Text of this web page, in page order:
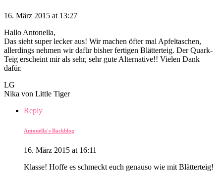
16. März 2015 at 13:27
Hallo Antonella,
Das sieht super lecker aus! Wir machen öfter mal Apfeltaschen,
allerdings nehmen wir dafür bisher fertigen Blätterteig. Der Quark-
Teig erscheint mir als sehr, sehr gute Alternative!! Vielen Dank
dafür.
LG
Nika von Little Tiger
Reply
Antonella's Backblog
16. März 2015 at 16:11
Klasse! Hoffe es schmeckt euch genauso wie mit Blätterteig!